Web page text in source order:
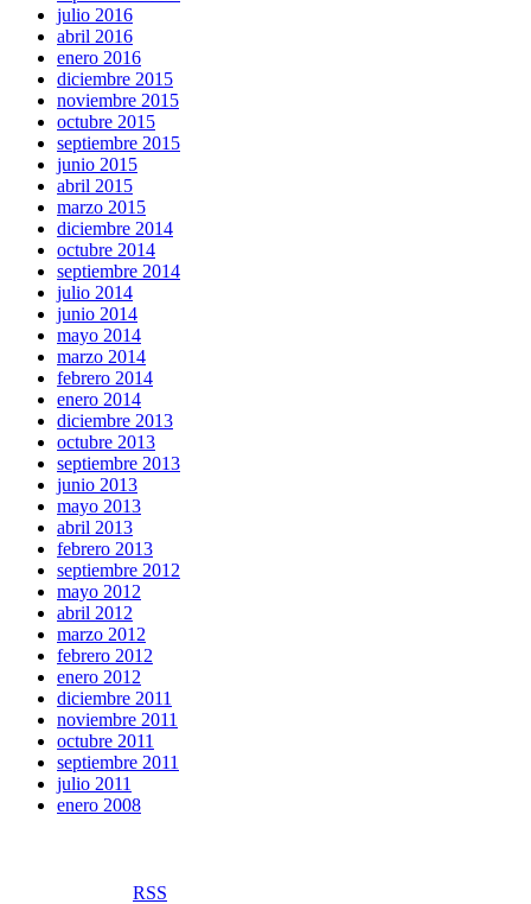
julio 2016
abril 2016
enero 2016
diciembre 2015
noviembre 2015
octubre 2015
septiembre 2015
junio 2015
abril 2015
marzo 2015
diciembre 2014
octubre 2014
septiembre 2014
julio 2014
junio 2014
mayo 2014
marzo 2014
febrero 2014
enero 2014
diciembre 2013
octubre 2013
septiembre 2013
junio 2013
mayo 2013
abril 2013
febrero 2013
septiembre 2012
mayo 2012
abril 2012
marzo 2012
febrero 2012
enero 2012
diciembre 2011
noviembre 2011
octubre 2011
septiembre 2011
julio 2011
enero 2008
RSS